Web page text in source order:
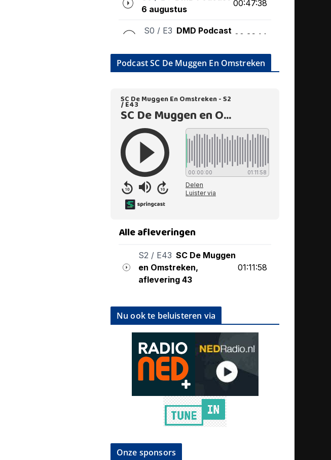
Podcast SC De Muggen En Omstreken
Nu ook te beluisteren via
Onze sponsors